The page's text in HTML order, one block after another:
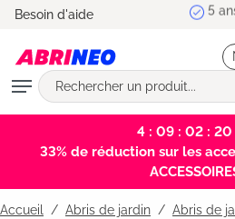
principal
Besoin d'aide 5
4 : 09 : 02 : 19
33% de réduction sur les
Accueil Abris de jardin / Abris de